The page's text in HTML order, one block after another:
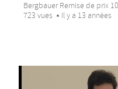
Bergbauer Remise de prix
723 vues
Il y a 13 années